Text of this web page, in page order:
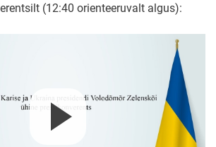
(12:40 orienteeruvalt algus):